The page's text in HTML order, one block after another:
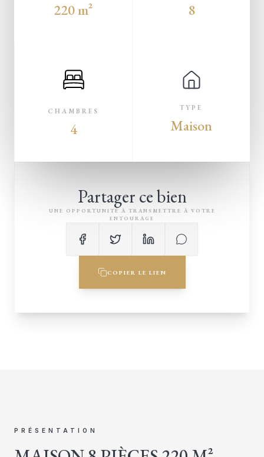
220 m² 8
CHAMBRES
4
TYPE
Maison
Partager ce bien
UNE OPPORTUNITÉ À TRANSMETTRE À VOTRE
ENTOURAGE
COPIER LE LIEN
PRÉSENTATION